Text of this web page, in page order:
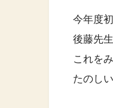
今年度
後藤先
これを
たのし